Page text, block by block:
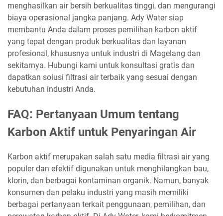
menghasilkan air bersih berkualitas tinggi, dan mengurangi
biaya operasional jangka panjang. Ady Water siap
membantu Anda dalam proses pemilihan karbon aktif
yang tepat dengan produk berkualitas dan layanan
profesional, khususnya untuk industri di Magelang dan
sekitarnya. Hubungi kami untuk konsultasi gratis dan
dapatkan solusi filtrasi air terbaik yang sesuai dengan
kebutuhan industri Anda.
FAQ: Pertanyaan Umum tentang
Karbon Aktif untuk Penyaringan Air
Karbon aktif merupakan salah satu media filtrasi air yang
populer dan efektif digunakan untuk menghilangkan bau,
klorin, dan berbagai kontaminan organik. Namun, banyak
konsumen dan pelaku industri yang masih memiliki
berbagai pertanyaan terkait penggunaan, pemilihan, dan